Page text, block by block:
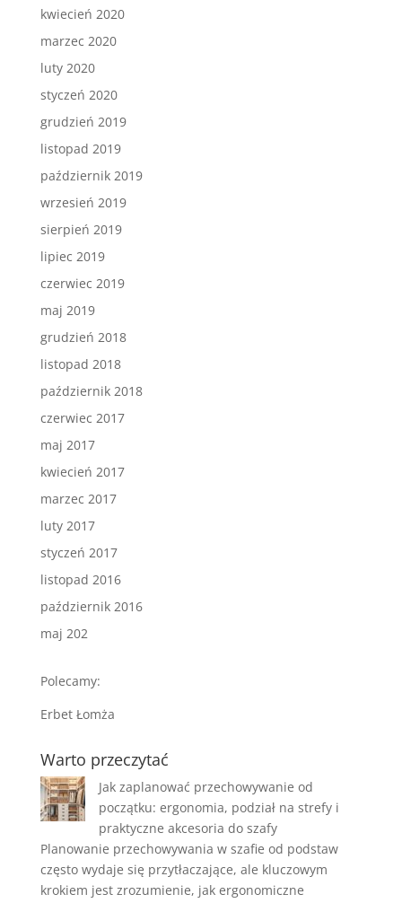
kwiecień 2020
marzec 2020
luty 2020
styczeń 2020
grudzień 2019
listopad 2019
październik 2019
wrzesień 2019
sierpień 2019
lipiec 2019
czerwiec 2019
maj 2019
grudzień 2018
listopad 2018
październik 2018
czerwiec 2017
maj 2017
kwiecień 2017
marzec 2017
luty 2017
styczeń 2017
listopad 2016
październik 2016
maj 202
Polecamy:
Erbet Łomża
Warto przeczytać
Jak zaplanować przechowywanie od
początku: ergonomia, podział na strefy i
praktyczne akcesoria do szafy
Planowanie przechowywania w szafie od podstaw
często wydaje się przytłaczające, ale kluczowym
krokiem jest zrozumienie, jak ergonomiczne